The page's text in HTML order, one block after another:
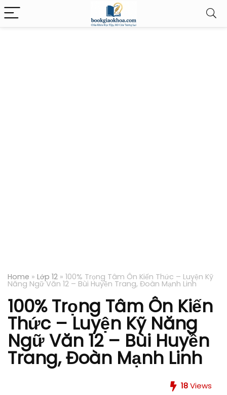
Home » Lớp 12 » 100% Trọng Tâm Ôn Kiến Thức – Luyện Kỹ
Năng Ngữ Văn 12 – Bùi Huyền Trang, Đoàn Mạnh Linh
100% Trọng Tâm Ôn Kiến
Thức – Luyện Kỹ Năng
Ngữ Văn 12 – Bùi Huyền
Trang, Đoàn Mạnh Linh
18Views